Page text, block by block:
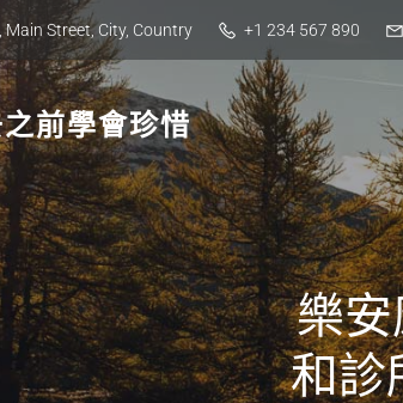
Main Street, City, Country +1 234 567 890
前學會珍惜
樂
和診